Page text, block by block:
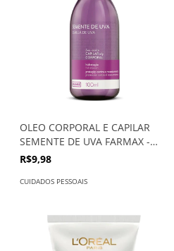
OLEO CORPORAL E CAPILAR
SEMENTE DE UVA FARMAX -
100ML
R$9,98
CUIDADOS PESSOAIS